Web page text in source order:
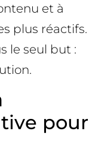
et à
plus réactifs.
le seul but :
pour